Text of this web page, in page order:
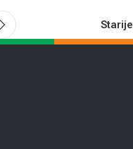
Starije